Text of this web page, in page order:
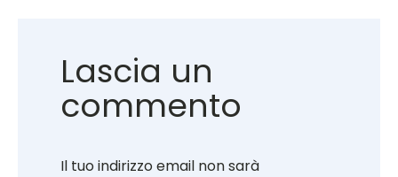
Lascia un
commento
Il tuo indirizzo email non sarà